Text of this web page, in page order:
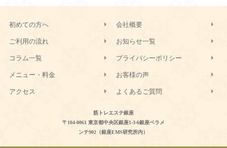
筋トレエステ銀座
〒104-0061 東京都中央区銀座1-3-6銀座ベラメ
ンテ902（銀座EMS研究所内）
初めての方へ 会社概要
ご利用の流れ お知らせ一覧
コラム一覧 プライバシーポリシー
メニュー・料金 お客様の声
アクセス よくあるご質問